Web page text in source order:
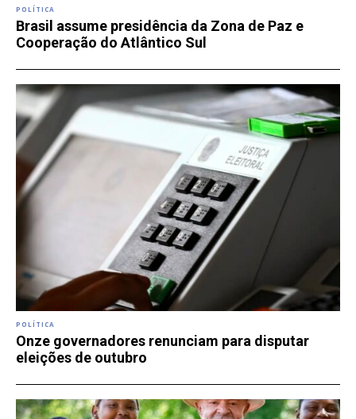
POLÍTICA
Brasil assume presidência da Zona de Paz e
Cooperação do Atlântico Sul
POLÍTICA
Onze governadores renunciam para disputar
eleições de outubro